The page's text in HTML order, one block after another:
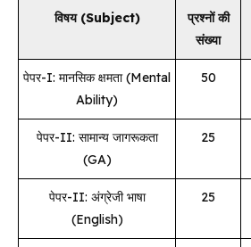
विषय (Subject)
प्रश्नों की
संख्या
पेपर-I: मानसिक क्षमता (Mental
Ability)
50
पेपर-II: सामान्य जागरूकता
(GA)
25
पेपर-II: अंग्रेजी भाषा
(English)
25